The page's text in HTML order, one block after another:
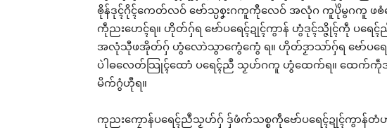
ၜိုန်ဒုၚ်ဂိုၚ်ကေတ်လဝ် ဗော်သ္ပစၞးဂကူကီုလေဝ် အလုံဂ ကူပိုဲမွဂကူ ဖၜံ
ကဵုညးဟေၚ်ရ။ ဟိုတ်ဂှ်ရ ဗော်ပရေၚ်ဍုၚ်ကွာန် ဟွံဒုၚ်သ္ဇိုၚ်ကဵု ပရေ
အလုံသီုဖအိုတ်ဂှ် ဟွံလောဲသွာကွေံကွေံ ရ။ ဟိုတ်ဒၟာသာ်ဂှ်ရ ဗော်ပရေၚ်
ပဲါဓလေတ်သြုၚ်ထောံ ပရေၚ်ညဳ သၟဟ်ဂကူ ဟွံထေက်ရ။ ထေက်ကဵု
မိက်ဂွံဟီုရ။
ကုညးကၠောန်ပရေၚ်ညဳသၟဟ်ဂှ် ဒှ်ဖံက်သစ္စကဵုဗော်ပရေၚ်ဍုၚ်ကွာန်တံ